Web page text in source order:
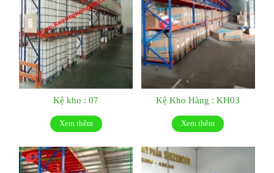
Kệ kho : 07
Xem thêm
Kệ Kho Hàng : KH03
Xem thêm